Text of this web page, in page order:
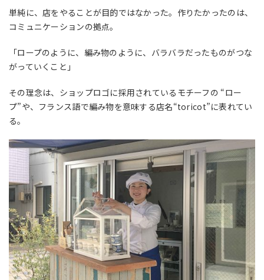
単純に、店をやることが目的ではなかった。作りたかったのは、
コミュニケーションの拠点。
「ロープのように、編み物のように、バラバラだったものがつな
がっていくこと」
その理念は、ショップロゴに採用されているモチーフの “ロー
プ”や、フランス語で編み物を意味する店名“toricot”に表れてい
る。